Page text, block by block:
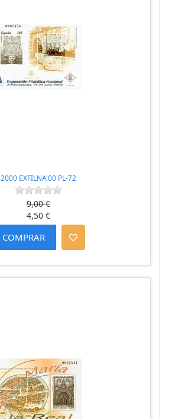
2000 EXFILNA'00 PL-72
9,00 €
4,50 €